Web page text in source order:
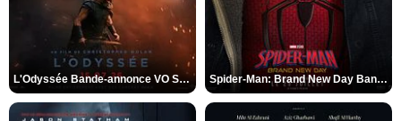
L'Odyssée Bande-annonce VO STFR Spider-Man: Brand New Day Bande-annonce VO STFR